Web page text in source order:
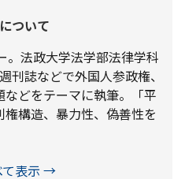
ついて
。法政大学法学部法律学科
刊誌などで外国人参政権、
どをテーマに執筆。「平
構造、暴力性、偽善性を
表示 →